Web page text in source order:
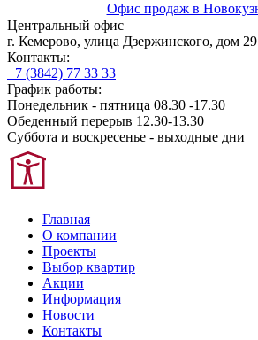
Офис продаж в
Центральный офис
г. Кемерово, улица Дзержинского, дом 29
Контакты:
+7 (3842) 77 33 33
График работы:
Понедельник - пятница 08.30 -17.30
Обеденный перерыв 12.30-13.30
Суббота и воскресенье - выходные дни
Главная
О компании
Проекты
Выбор квартир
Акции
Информация
Новости
Контакты